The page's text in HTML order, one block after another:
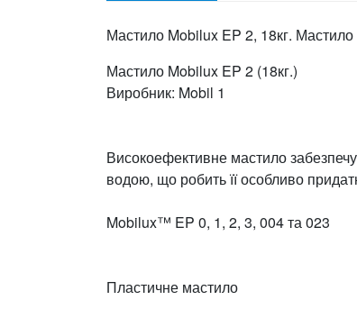
Мастило Mobilux EP 2, 18кг. Мастило
Мастило Mobilux EP 2 (18кг.)
Виробник: Mobil 1
Високоефективне мастило
водою, що робить її особливо
Mobilux™ EP 0, 1, 2, 3, 004 та 023
Пластичне мастило